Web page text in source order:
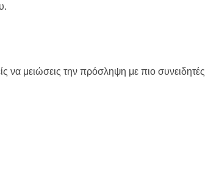
να μειώσεις την πρόσληψη με πιο συνειδητές